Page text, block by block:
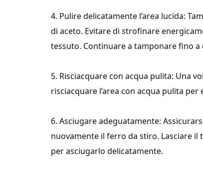
4. Pulire delicatamente l’area lucida:
di aceto. Evitare di strofinare
tessuto. Continuare a tamponare fino
5. Risciacquare con acqua pulita: Una
risciacquare l’area con acqua pulita
6. Asciugare adeguatamente:
nuovamente il ferro da stiro. Lasciare il
per asciugarlo delicatamente.